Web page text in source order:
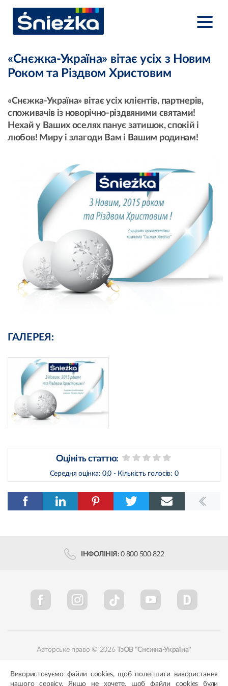
«Снєжка-Україна» вітає усіх з Новим
Роком та Різдвом Христовим
«Снєжка-Україна» вітає усіх клієнтів, партнерів,
споживачів із новорічно-різдвяними святами!
Нехай у Ваших оселях панує затишок, спокій і
любов! Миру і злагоди Вам і Вашим родинам!
ГАЛЕРЕЯ:
Оцініть статтю:
Середня оцінка: 0,0 - Кількість голосів: 0
ІНФОЛІНІЯ: 0 800 500 822
Авторське право © 2026ТзОВ "Снєжка-Україна"
Політика конфіденційності
Використовуємо файли cookies, щоб полегшити використання
нашого сервісу. Якщо не хочете, щоб файли cookies були